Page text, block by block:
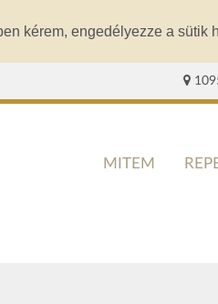
kérem, engedélyezze a sütik
MITEM